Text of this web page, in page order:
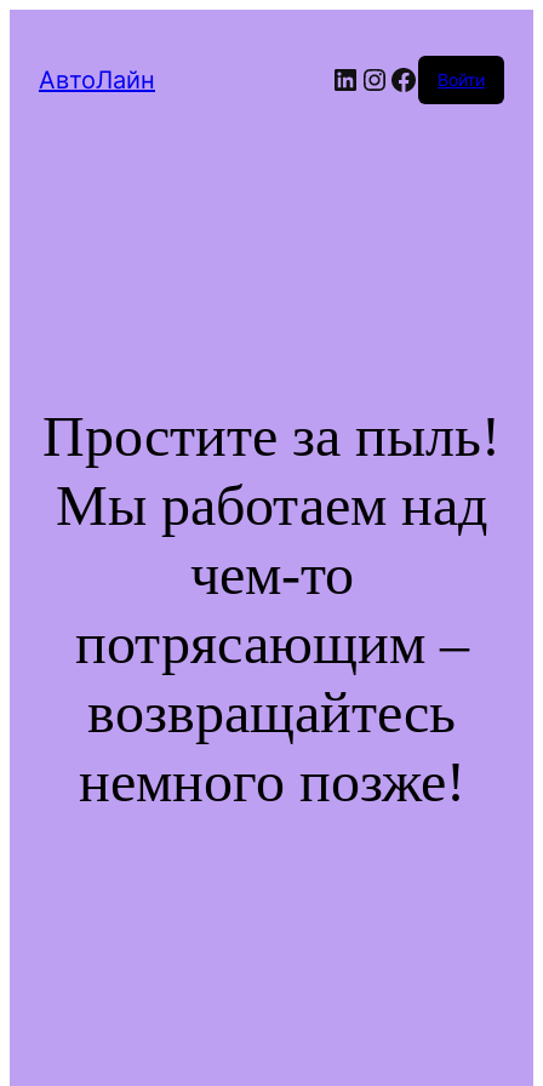
АвтоЛайн LinkedIn
Instagram
Facebook
Войти
Простите за пыль!
Мы работаем над
чем-то
потрясающим –
возвращайтесь
немного позже!